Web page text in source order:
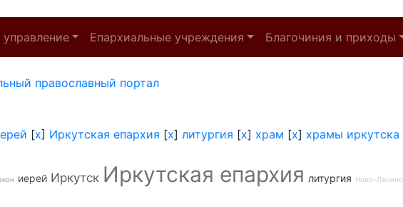
Епархиальные учреждения Благочиния и приходы
православный портал
[x] Иркутская епархия [x] литургия [x] храм [x] храмы иркутска
иерей Иркутск Иркутская епархия литургия Ново-Ленино